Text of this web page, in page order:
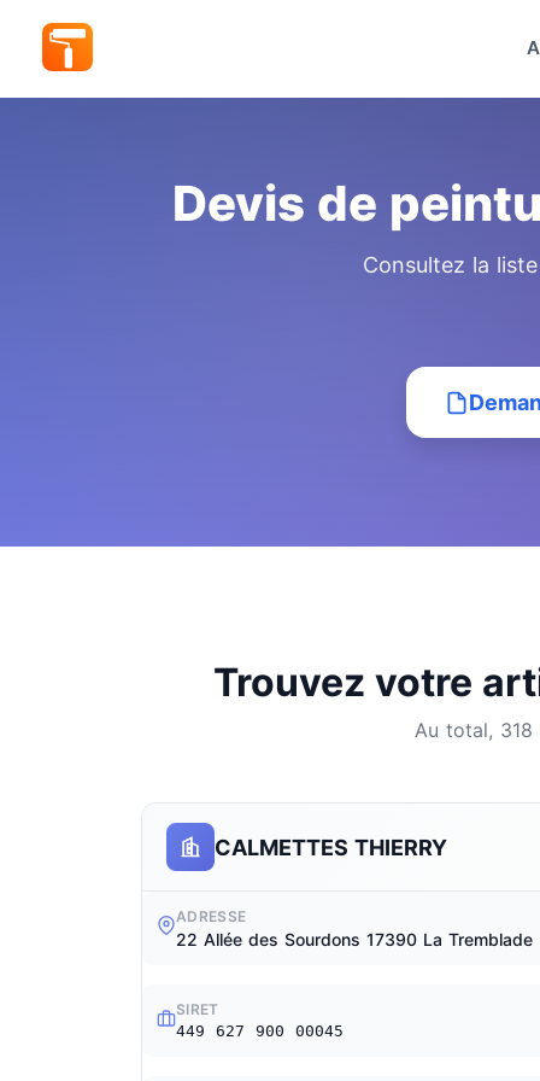
Devis de
Consultez la
Trouvez votre
Au total, 318
CALMETTES THIERRY
ADRESSE
22 Allée des Sourdons 17390 La Tremblade
SIRET
449 627 900 00045